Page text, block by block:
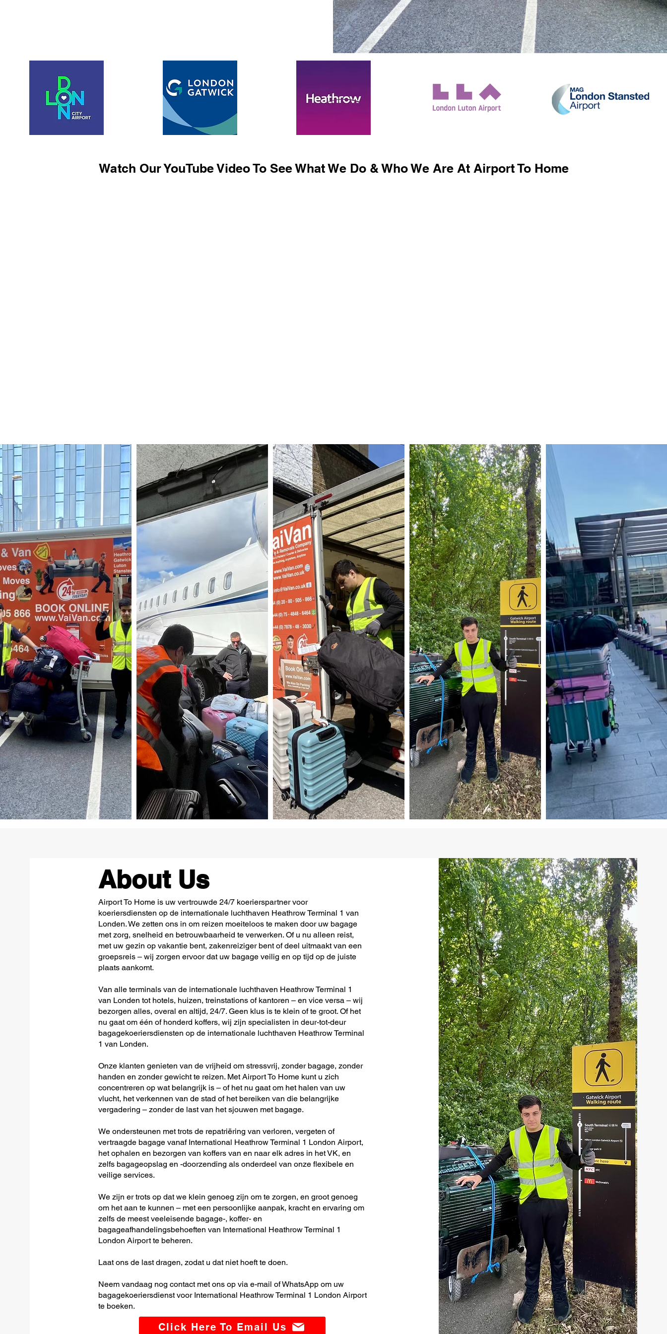
Watch Our YouTube Video To See What We Do & Who We Are At Airport To Home
About Us
Airport To Home is uw vertrouwde 24/7 koerierspartner voor
koeriersdiensten op de internationale luchthaven Heathrow Terminal 1 van
Londen. We zetten ons in om reizen moeiteloos te maken door uw bagage
met zorg, snelheid en betrouwbaarheid te verwerken. Of u nu alleen reist,
met uw gezin op vakantie bent, zakenreiziger bent of deel uitmaakt van een
groepsreis – wij zorgen ervoor dat uw bagage veilig en op tijd op de juiste
plaats aankomt.
Van alle terminals van de internationale luchthaven Heathrow Terminal 1
van Londen tot hotels, huizen, treinstations of kantoren – en vice versa – wij
bezorgen alles, overal en altijd, 24/7. Geen klus is te klein of te groot. Of het
nu gaat om één of honderd koffers, wij zijn specialisten in deur-tot-deur
bagagekoeriersdiensten op de internationale luchthaven Heathrow Terminal
1 van Londen.
Onze klanten genieten van de vrijheid om stressvrij, zonder bagage, zonder
handen en zonder gewicht te reizen. Met Airport To Home kunt u zich
concentreren op wat belangrijk is – of het nu gaat om het halen van uw
vlucht, het verkennen van de stad of het bereiken van die belangrijke
vergadering – zonder de last van het sjouwen met bagage.
We ondersteunen met trots de repatriëring van verloren, vergeten of
vertraagde bagage vanaf International Heathrow Terminal 1 London Airport,
het ophalen en bezorgen van koffers van en naar elk adres in het VK, en
zelfs bagageopslag en -doorzending als onderdeel van onze flexibele en
veilige services.
We zijn er trots op dat we klein genoeg zijn om te zorgen, en groot genoeg
om het aan te kunnen – met een persoonlijke aanpak, kracht en ervaring om
zelfs de meest veeleisende bagage-, koffer- en
bagageafhandelingsbehoeften van International Heathrow Terminal 1
London Airport te beheren.
Laat ons de last dragen, zodat u dat niet hoeft te doen.
Neem vandaag nog contact met ons op via e-mail of WhatsApp om uw
bagagekoeriersdienst voor International Heathrow Terminal 1 London Airport
te boeken.
Click Here To Email Us